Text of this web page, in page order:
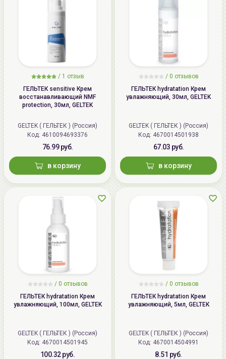
/ 1 отзыв
ГЕЛЬТЕК sensitive Крем
восстанавливающий NMF
protection, 30мл, GELTEK
GELTEK ( ГЕЛЬТЕК ) (Россия)
Код: 4610094693376
76.99 руб.
в корзину
/ 0 отзывов
ГЕЛЬТЕК hydratation Крем
увлажняющий, 30мл, GELTEK
GELTEK ( ГЕЛЬТЕК ) (Россия)
Код: 4670014501938
67.03 руб.
в корзину
/ 0 отзывов
ГЕЛЬТЕК hydratation Крем
увлажняющий, 100мл, GELTEK
GELTEK ( ГЕЛЬТЕК ) (Россия)
Код: 4670014501945
100.32 руб.
/ 0 отзывов
ГЕЛЬТЕК hydratation Крем
увлажняющий, 5мл, GELTEK
GELTEK ( ГЕЛЬТЕК ) (Россия)
Код: 4670014504991
8.51 руб.